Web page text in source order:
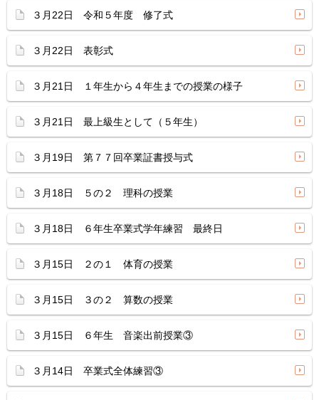
３月22日 令和５年度 修了式
３月22日 表彰式
３月21日 １年生から４年生までの授業の様子
３月21日 最上級生として（５年生）
３月19日 第７７回卒業証書授与式
３月18日 ５の２ 理科の授業
３月18日 ６年生卒業式学年練習 最終日
３月15日 ２の１ 体育の授業
３月15日 ３の２ 算数の授業
３月15日 ６年生 音楽出前授業③
３月14日 卒業式全体練習③